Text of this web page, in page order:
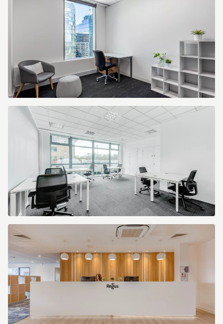
GenericOfficeS_1.jpg
Großen
Büro
(4).jpg